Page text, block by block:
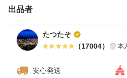
ようお願い申し上げます。
商品の説明
2016年の発売時に、第3のくす
出品者
たつたそ
（17004） 本
安心発送